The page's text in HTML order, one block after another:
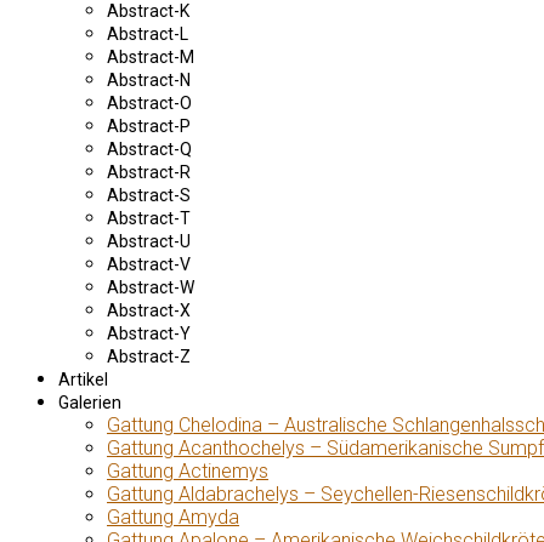
Abstract-K
Abstract-L
Abstract-M
Abstract-N
Abstract-O
Abstract-P
Abstract-Q
Abstract-R
Abstract-S
Abstract-T
Abstract-U
Abstract-V
Abstract-W
Abstract-X
Abstract-Y
Abstract-Z
Artikel
Galerien
Gattung Chelodina – Australische
Gattung Acanthochelys – Südamerikanische
Gattung Actinemys
Gattung Aldabrachelys – Seychellen-
Gattung Amyda